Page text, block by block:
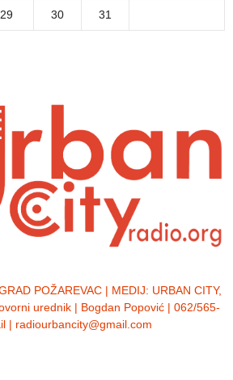
29 30
31
POŽAREVAC | MEDIJ: URBAN CITY,
urednik | Bogdan Popović | 062/565-
| radiourbancity@gmail.com